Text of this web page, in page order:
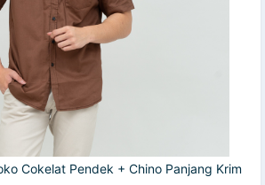
Cokelat Pendek + Chino Panjang Krim